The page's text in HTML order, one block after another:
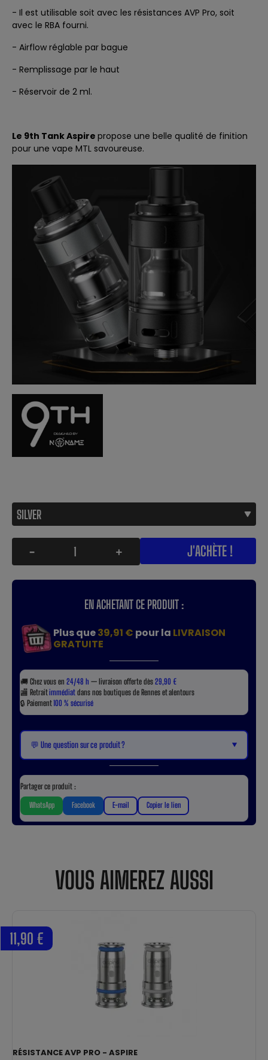
- Il est utilisable soit avec les résistances AVP Pro, soit
avec le RBA fourni.
- Airflow réglable par bague
- Remplissage par le haut
- Réservoir de 2 ml.
Le 9th Tank Aspire propose une belle qualité de finition
pour une vape MTL savoureuse.
- + J'ACHÈTE !
EN ACHETANT CE PRODUIT :
Plus que39,91 € pour la LIVRAISON
GRATUITE
🚚 Chez vous en 24/48 h — livraison offerte dès29,90 €
🏬 Retraitimmédiatdans nos boutiques de Rennes et alentours
🔒 Paiement100 % sécurisé
💬 Une question sur ce produit ? ▼
Partager ce produit :
WhatsApp Facebook E-mail Copier le lien
VOUS AIMEREZ AUSSI
RÉSISTANCE AVP PRO - ASPIRE
11,90 €